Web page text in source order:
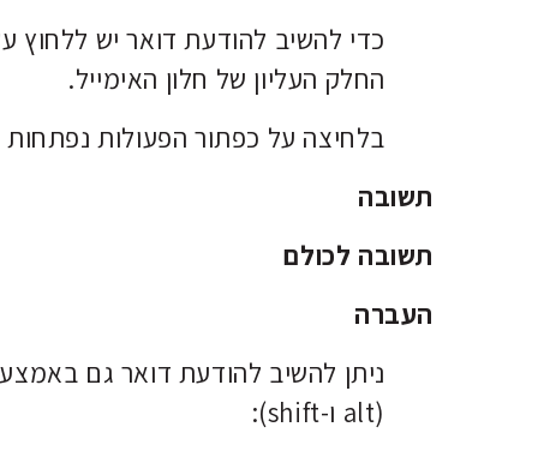
כדי להשיב להודעת דואר יש
החלק העליון של חלון האימייל.
בלחיצה על כפתור הפעולות נפתחות 3 אפשרויות:
תשובה
תשובה לכולם
העברה
ניתן להשיב להודעת דואר גם
(alt ו-shift):